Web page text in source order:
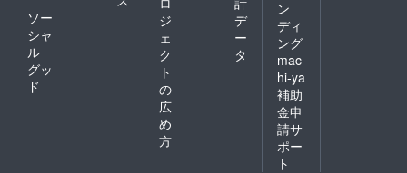
ソー
シャ
ル
グッ
ド
ジ
ェ
ク
ト
の
広
め
方
デ
ー
タ
ン
ディ
ング
mac
hi-ya
補助
金申
請サ
ポー
ト